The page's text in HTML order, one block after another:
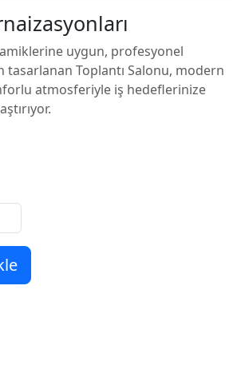
uygun, profesyonel
tasarlanan Toplantı Salonu, modern
atmosferiyle iş hedeflerinize